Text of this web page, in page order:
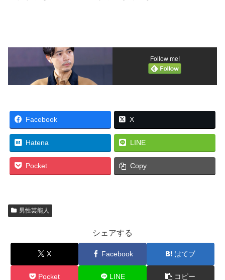
Follow me!
Facebook X
Hatena LINE
Pocket Copy
男性芸能人
シェアする
X Facebook はてブ
Pocket LINE コピー